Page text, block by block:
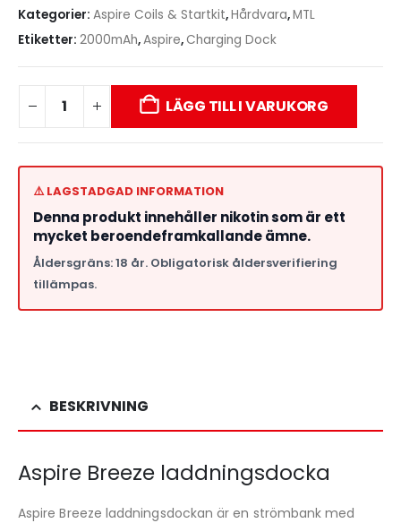
Kategorier: Aspire Coils & Startkit,Hårdvara,MTL
Etiketter: 2000mAh,Aspire,Charging Dock
LÄGG TILL I VARUKORG
⚠️ LAGSTADGAD INFORMATION
Denna produkt innehåller nikotin som är ett
mycket beroendeframkallande ämne.
Åldersgräns: 18 år. Obligatorisk åldersverifiering
tillämpas.
BESKRIVNING
Aspire Breeze laddningsdocka
Aspire Breeze laddningsdockan är en strömbank med